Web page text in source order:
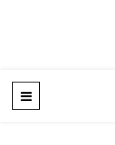
Basculer
la
☰